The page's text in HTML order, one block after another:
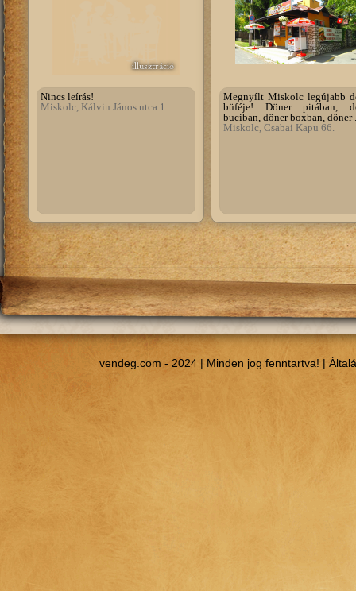
illusztráció
Nincs leírás!
Miskolc, Kálvin János utca 1.
Megnyílt Miskolc legújabb
büféje! Döner pitában,
buciban, döner boxban, döner
Miskolc, Csabai Kapu 66.
vendeg.com - 2024 | Minden jog fenntartva! |